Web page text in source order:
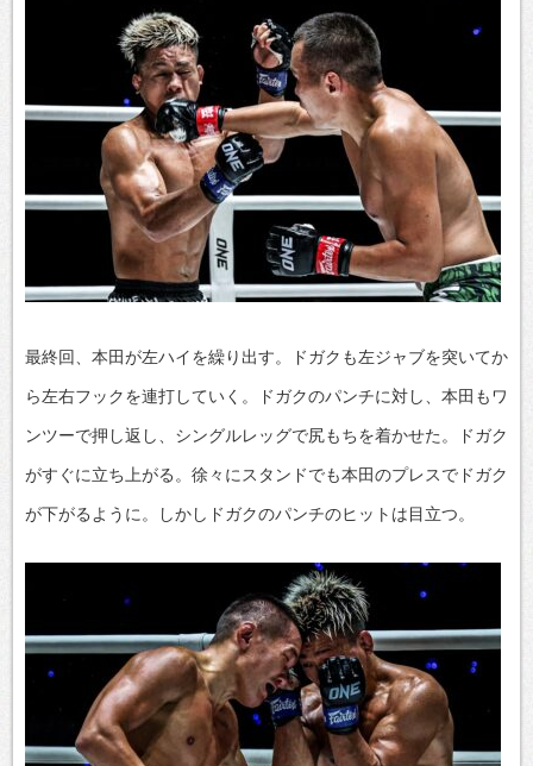
最終回、本田が左ハイを繰り出す。ドガクも左ジャブを突いてか
ら左右フックを連打していく。ドガクのパンチに対し、本田もワ
ンツーで押し返し、シングルレッグで尻もちを着かせた。ドガク
がすぐに立ち上がる。徐々にスタンドでも本田のプレスでドガク
が下がるように。しかしドガクのパンチのヒットは目立つ。